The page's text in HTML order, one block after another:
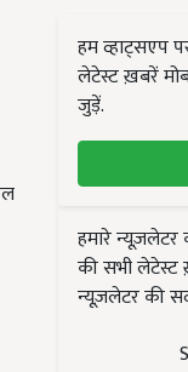
हम व्हाट्सएप
लेटेस्ट ख़बरें
जुड़ें.
हमारे
की सभी
न्यूज़लेटर की